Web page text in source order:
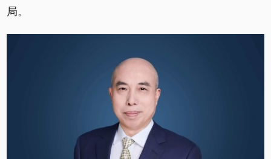
局。